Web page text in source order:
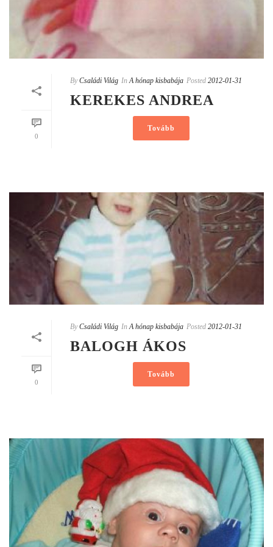
0
By Családi Világ In A hónap kisbabája Posted 2012-01-31
KEREKES ANDREA
Tovább
0
By Családi Világ In A hónap kisbabája Posted 2012-01-31
BALOGH ÁKOS
Tovább